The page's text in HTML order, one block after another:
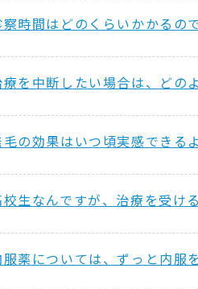
察時間はどのくらいかかるの
療を中断したい場合は、どの
毛の効果はいつ頃実感できる
校生なんですが、治療を受け
服薬については、ずっと内服